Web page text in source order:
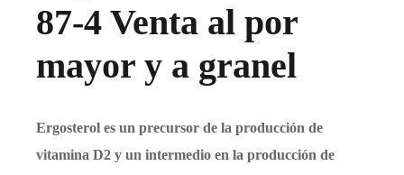
87-4 Venta al por
mayor y a granel
Ergosterol es un precursor de la producción de
vitamina D2 y un intermedio en la producción de